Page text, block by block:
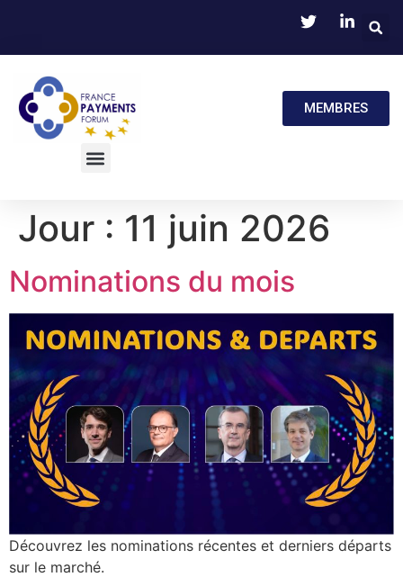
MEMBRES
Jour : 11 juin 2026
Nominations du mois
Découvrez les nominations récentes et derniers départs
sur le marché.